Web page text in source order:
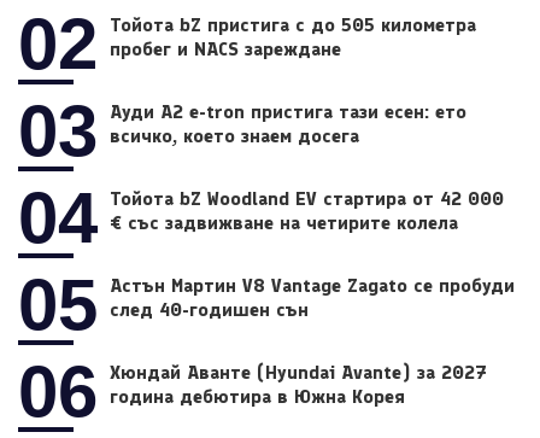
02
Тойота bZ пристига с до 505 километра
пробег и NACS зареждане
03
Ауди A2 e-tron пристига тази есен: ето
всичко, което знаем досега
04 Тойота bZ Woodland EV стартира от 42 000
€ със задвижване на четирите колела
05
Астън Мартин V8 Vantage Zagato се пробуди
след 40-годишен сън
06
Хюндай Аванте (Hyundai Avante) за 2027
година дебютира в Южна Корея